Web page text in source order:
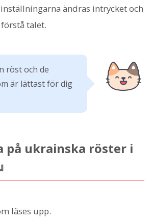
ändras intrycket och
talet.
röst och de
är lättast för dig
på ukrainska röster i
läses upp.